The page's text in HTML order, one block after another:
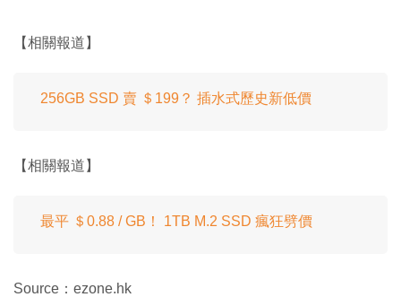
【相關報道】
256GB SSD 賣 ＄199？ 插水式歷史新低價
【相關報道】
最平 ＄0.88 / GB！ 1TB M.2 SSD 瘋狂劈價
Source：ezone.hk